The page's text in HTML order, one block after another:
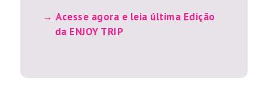
Acesse agora e leia última Edição
da ENJOY TRIP